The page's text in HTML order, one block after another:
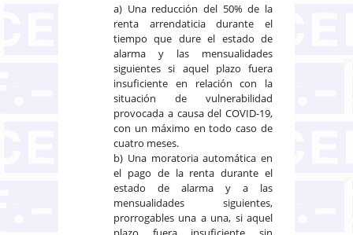
a) Una reducción del 50% de la
renta arrendaticia durante el
tiempo que dure el estado de
alarma y las mensualidades
siguientes si aquel plazo fuera
insuficiente en relación con la
situación de vulnerabilidad
provocada a causa del COVID-19,
con un máximo en todo caso de
cuatro meses.
b) Una moratoria automática en
el pago de la renta durante el
estado de alarma y a las
mensualidades siguientes,
prorrogables una a una, si aquel